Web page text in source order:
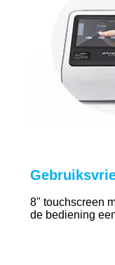
8" touchscreen
de bediening